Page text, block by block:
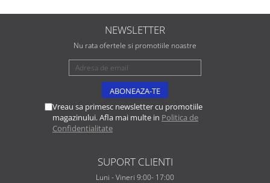
NEWSLETTER
Nu rata ofertele si promotiile noastre
Vreau sa primesc newsletter cu promotiile
magazinului. Afla mai multe in Politica de
Confidentialitate
SUPORT CLIENTI
Luni - Vineri 9:00- 17:00